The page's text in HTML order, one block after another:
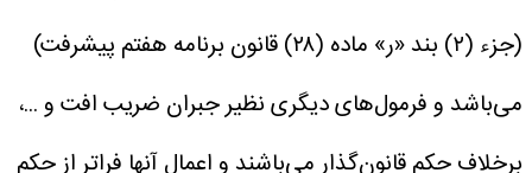
(جزء (۲) بند «ر» ماده (۲۸) قانون برنامه هفتم پیشرفت)
می‌باشد و فرمول‌های دیگری نظیر جبران ضریب افت و ...،
برخلاف حکم قانون‌گذار می‌‎باشند و اعمال آنها فراتر از حکم